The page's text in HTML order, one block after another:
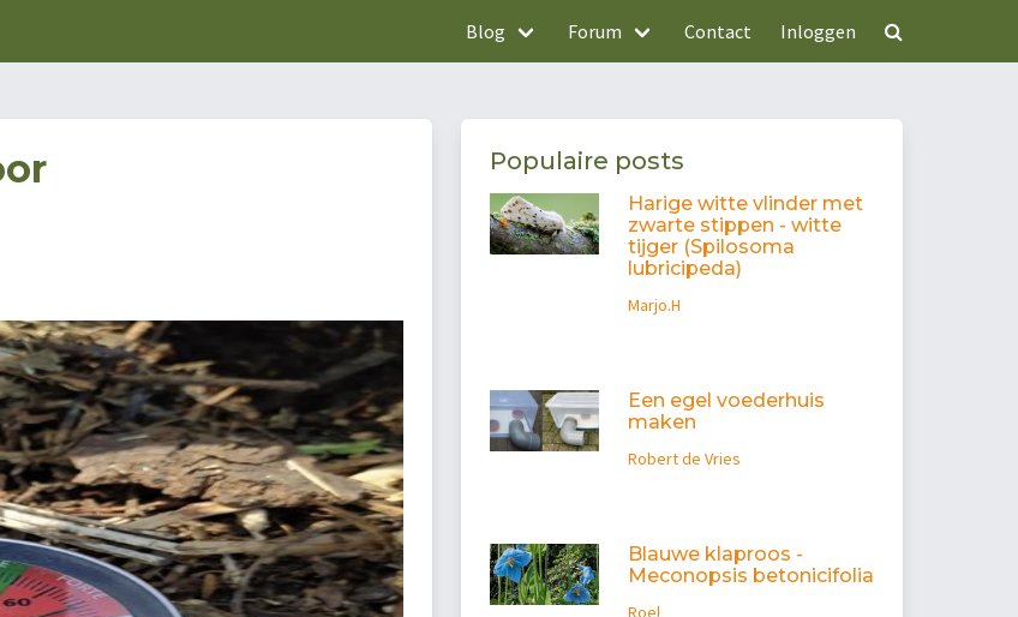
Blog Forum Contact Inloggen
Populaire posts
Harige witte vlinder met
zwarte stippen - witte
tijger (Spilosoma
lubricipeda)
Marjo.H
Een egel voederhuis
maken
Robert de Vries
Blauwe klaproos -
Meconopsis betonicifolia
Roel